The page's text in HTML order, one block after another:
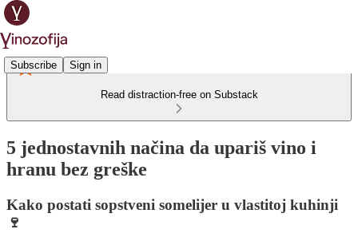
Subscribe Sign in
Read distraction-free on Substack
5 jednostavnih načina da upariš vino i
hranu bez greške
Kako postati sopstveni somelijer u vlastitoj kuhinji
🍷